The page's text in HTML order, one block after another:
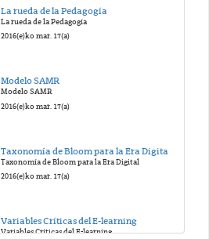
2022(e)ko mar. 30(a)
La rueda de la Pedagogía
La rueda de la Pedagogía
2016(e)ko mar. 17(a)
Modelo SAMR
Modelo SAMR
2016(e)ko mar. 17(a)
Taxonomía de Bloom para la Era Digital
Taxonomía de Bloom para la Era Digital
2016(e)ko mar. 17(a)
Variables Críticas del E-learning
Variables Críticas del E-learning